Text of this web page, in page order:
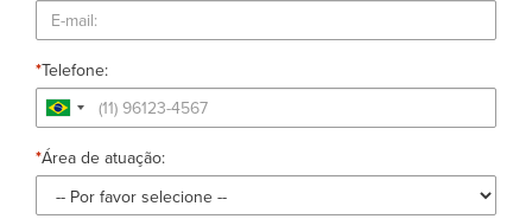
*Telefone:
*Área de atuação: